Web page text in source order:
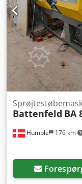
Humble 176 km
Battenfeld BA